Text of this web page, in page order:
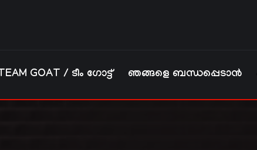
TEAM GOAT / ടീം ഗോട്ട് ഞങ്ങളെ ബന്ധപ്പെടാൻ